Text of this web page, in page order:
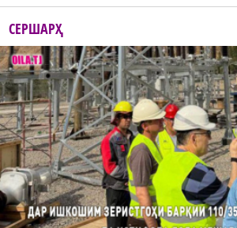
СЕРШАРҲ